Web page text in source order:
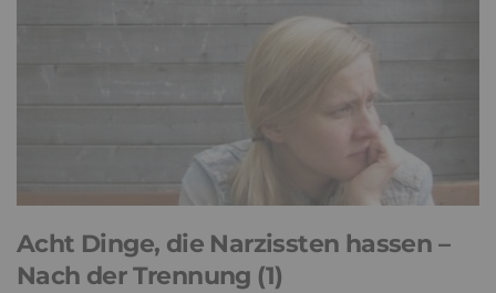
Acht Dinge, die Narzissten hassen –
Nach der Trennung (1)